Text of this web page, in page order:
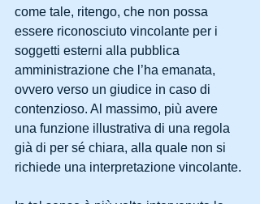
come tale, ritengo, che non possa
essere riconosciuto vincolante per i
soggetti esterni alla pubblica
amministrazione che l’ha emanata,
ovvero verso un giudice in caso di
contenzioso. Al massimo, più avere
una funzione illustrativa di una regola
già di per sé chiara, alla quale non si
richiede una interpretazione vincolante.